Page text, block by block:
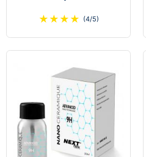
★ ★ ★ ★ (4/5)